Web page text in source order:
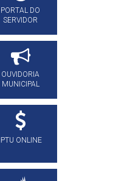
PORTAL DO
SERVIDOR
OUVIDORIA
MUNICIPAL
IPTU ONLINE